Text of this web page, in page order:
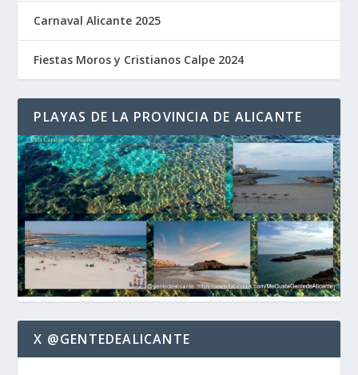
Carnaval Alicante 2025
Fiestas Moros y Cristianos Calpe 2024
PLAYAS DE LA PROVINCIA DE ALICANTE
X @GENTEDEALICANTE